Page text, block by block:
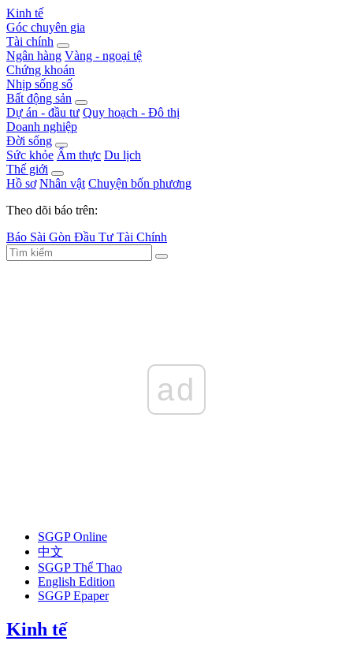
Kinh tế
Góc chuyên gia
Tài chính
Ngân hàng Vàng - ngoại tệ
Chứng khoán
Nhịp sống số
Bất động sản
Dự án - đầu tư Quy hoạch - Đô thị
Doanh nghiệp
Đời sống
Sức khỏe Ẩm thực Du lịch
Thế giới
Hồ sơ Nhân vật Chuyện bốn phương
Theo dõi báo trên:
Báo Sài Gòn Đầu Tư Tài Chính
ad
SGGP Online
中文
SGGP Thể Thao
English Edition
SGGP Epaper
Kinh tế